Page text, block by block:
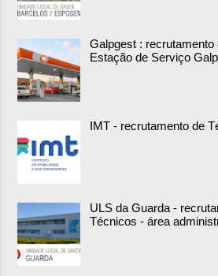
Galpgest :
Estação de Serviço Galp
IMT - recrutamento de
ULS da Guarda -
Técnicos - área